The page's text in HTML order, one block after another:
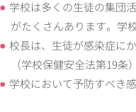
学校は多くの生徒の集団
がたくさんあります。学
校長は、生徒が感染症に
（学校保健安全法第19条）
学校において予防すべき